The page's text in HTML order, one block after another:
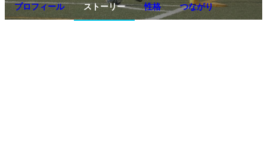
プロフィール ストーリー 性格 つながり